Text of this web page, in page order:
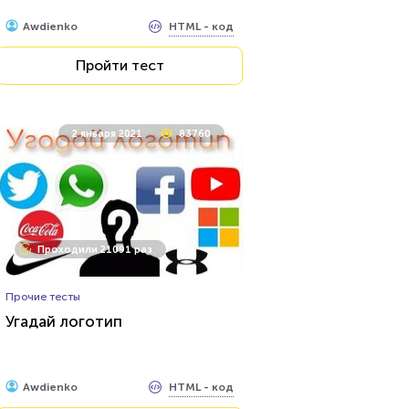
Пройти тест
Awdienko HTML - код
Пройти тест
2 января 2021 83760
Проходили 21091 раз
Прочие тесты
Угадай логотип
Awdienko HTML - код